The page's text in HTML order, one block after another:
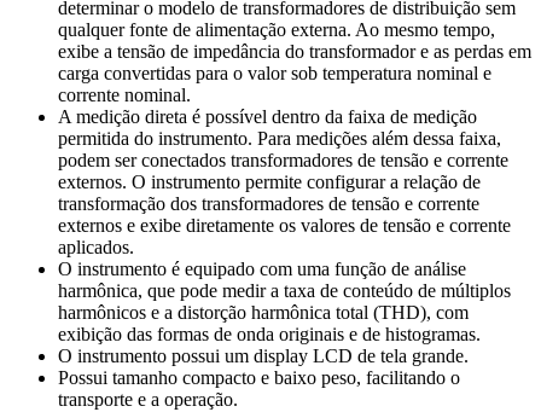
determinar o modelo de transformadores de distribuição sem
qualquer fonte de alimentação externa. Ao mesmo tempo,
exibe a tensão de impedância do transformador e as perdas em
carga convertidas para o valor sob temperatura nominal e
corrente nominal.
A medição direta é possível dentro da faixa de medição
permitida do instrumento. Para medições além dessa faixa,
podem ser conectados transformadores de tensão e corrente
externos. O instrumento permite configurar a relação de
transformação dos transformadores de tensão e corrente
externos e exibe diretamente os valores de tensão e corrente
aplicados.
O instrumento é equipado com uma função de análise
harmônica, que pode medir a taxa de conteúdo de múltiplos
harmônicos e a distorção harmônica total (THD), com
exibição das formas de onda originais e de histogramas.
O instrumento possui um display LCD de tela grande.
Possui tamanho compacto e baixo peso, facilitando o
transporte e a operação.